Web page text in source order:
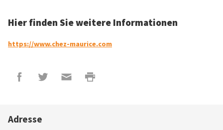
Hier finden Sie weitere Informationen
https://www.chez-maurice.com
Adresse